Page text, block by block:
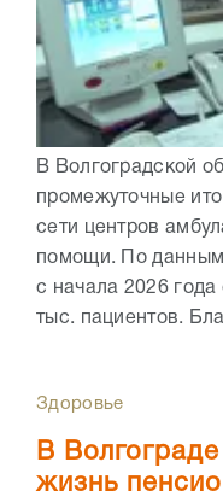
В Волгоградской
промежуточные
сети центров
помощи. По данным
с начала 2026
тыс. пациентов.
Здоровье
В
жизнь